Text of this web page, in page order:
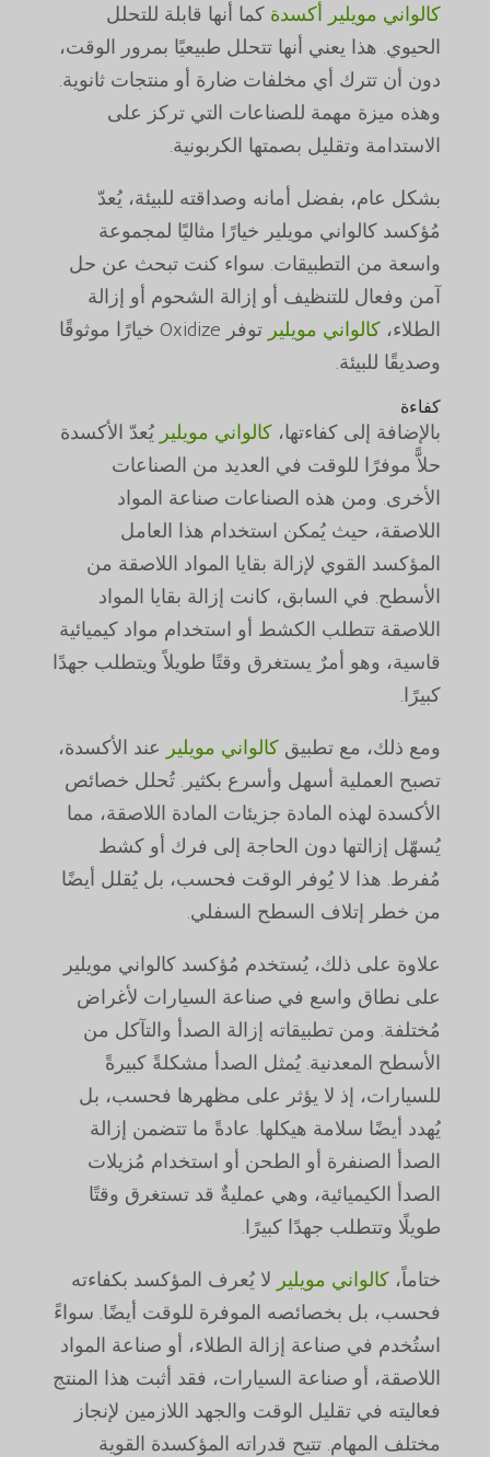
كالواني مويلير أكسدة كما أنها قابلة للتحلل
الحيوي. هذا يعني أنها تتحلل طبيعيًا بمرور الوقت،
دون أن تترك أي مخلفات ضارة أو منتجات ثانوية.
وهذه ميزة مهمة للصناعات التي تركز على
الاستدامة وتقليل بصمتها الكربونية.
بشكل عام، بفضل أمانه وصداقته للبيئة، يُعدّ
مُؤكسد كالواني مويلير خيارًا مثاليًا لمجموعة
واسعة من التطبيقات. سواء كنت تبحث عن حل
آمن وفعال للتنظيف أو إزالة الشحوم أو إزالة
الطلاء، كالواني مويلير
توفر Oxidize خيارًا موثوقًا
وصديقًا للبيئة.
كفاءة
بالإضافة إلى كفاءتها، كالواني مويلير يُعدّ الأكسدة
حلاًّ موفرًا للوقت في العديد من الصناعات
الأخرى. ومن هذه الصناعات صناعة المواد
اللاصقة، حيث يُمكن استخدام هذا العامل
المؤكسد القوي لإزالة بقايا المواد اللاصقة من
الأسطح. في السابق، كانت إزالة بقايا المواد
اللاصقة تتطلب الكشط أو استخدام مواد كيميائية
قاسية، وهو أمرٌ يستغرق وقتًا طويلاً ويتطلب جهدًا
كبيرًا.
ومع ذلك، مع تطبيق كالواني مويلير عند الأكسدة،
تصبح العملية أسهل وأسرع بكثير. تُحلل خصائص
الأكسدة لهذه المادة جزيئات المادة اللاصقة، مما
يُسهّل إزالتها دون الحاجة إلى فرك أو كشط
مُفرط. هذا لا يُوفر الوقت فحسب، بل يُقلل أيضًا
من خطر إتلاف السطح السفلي.
علاوة على ذلك، يُستخدم مُؤكسد كالواني مويلير
على نطاق واسع في صناعة السيارات لأغراض
مُختلفة. ومن تطبيقاته إزالة الصدأ والتآكل من
الأسطح المعدنية. يُمثل الصدأ مشكلةً كبيرةً
للسيارات، إذ لا يؤثر على مظهرها فحسب، بل
يُهدد أيضًا سلامة هيكلها. عادةً ما تتضمن إزالة
الصدأ الصنفرة أو الطحن أو استخدام مُزيلات
الصدأ الكيميائية، وهي عمليةٌ قد تستغرق وقتًا
طويلًا وتتطلب جهدًا كبيرًا.
ختاماً، كالواني مويلير لا يُعرف المؤكسد بكفاءته
فحسب، بل بخصائصه الموفرة للوقت أيضًا. سواءً
استُخدم في صناعة إزالة الطلاء، أو صناعة المواد
اللاصقة، أو صناعة السيارات، فقد أثبت هذا المنتج
فعاليته في تقليل الوقت والجهد اللازمين لإنجاز
مختلف المهام. تتيح قدراته المؤكسدة القوية